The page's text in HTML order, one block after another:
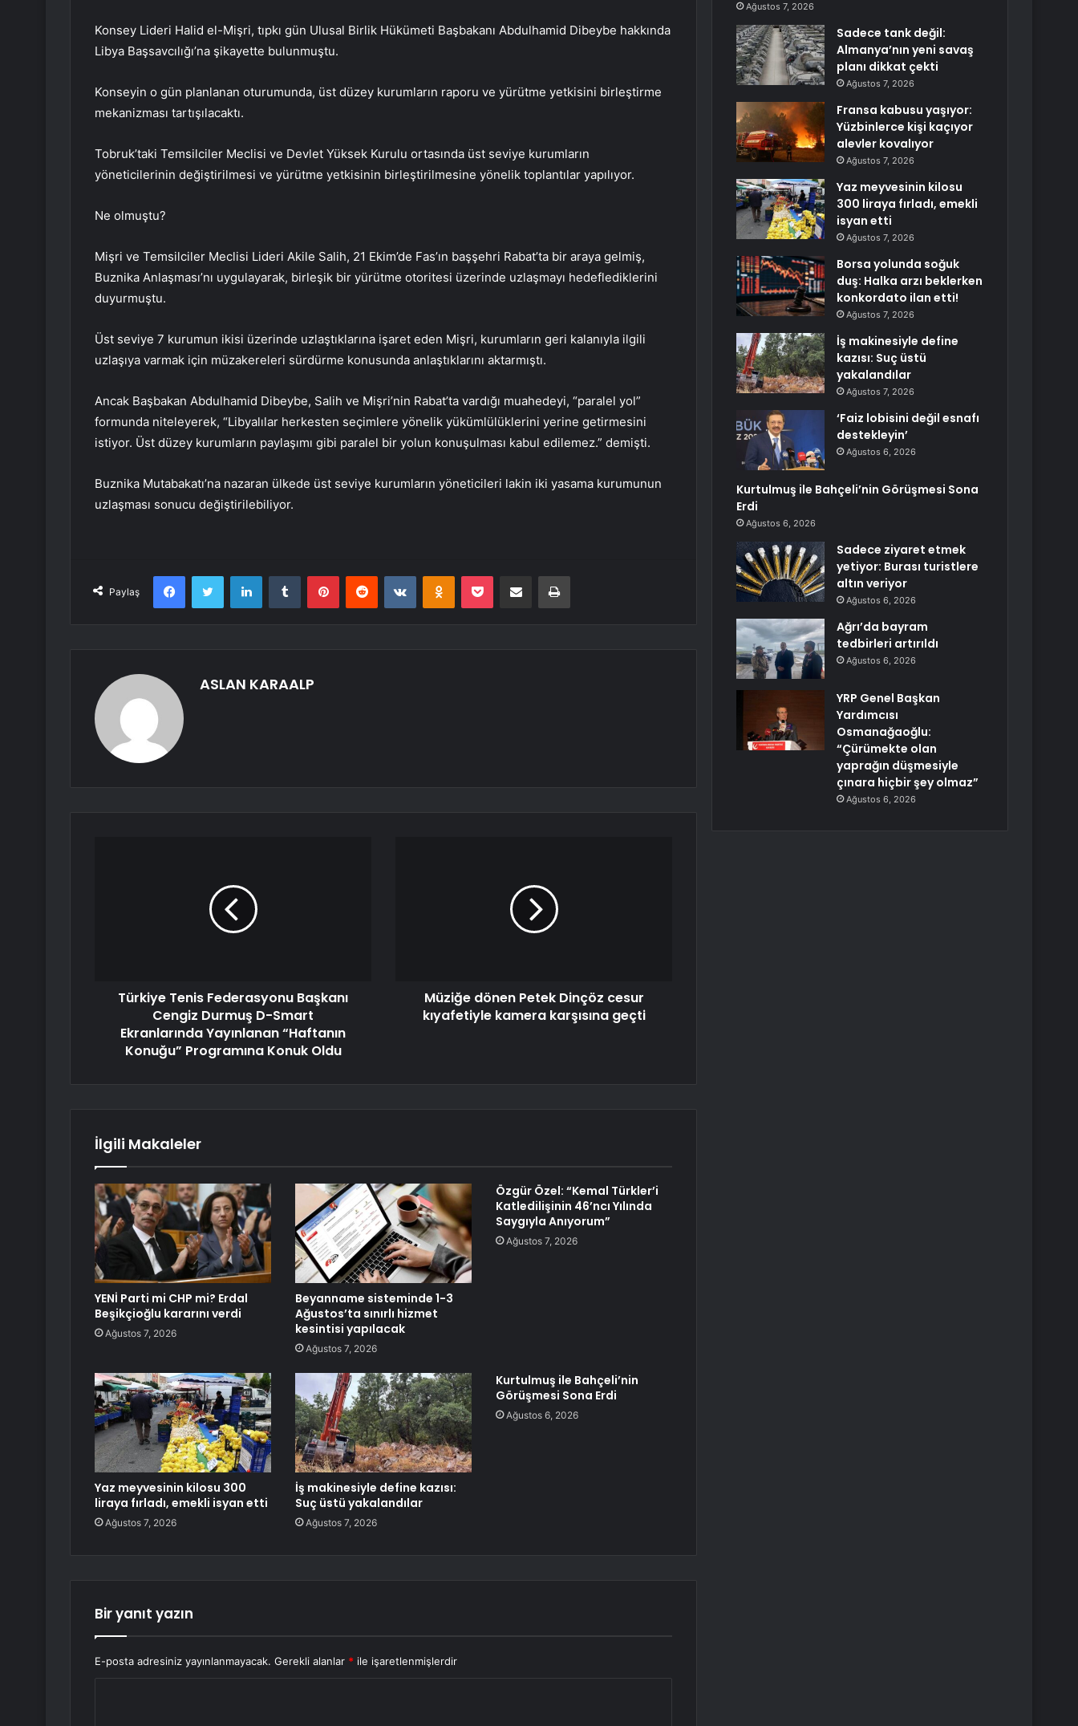
Konsey Lideri Halid el-Mişri, tıpkı gün Ulusal Birlik Hükümeti Başbakanı Abdulhamid Dibeybe hakkında
Libya Başsavcılığı’na şikayette bulunmuştu.
Konseyin o gün planlanan oturumunda, üst düzey kurumların raporu ve yürütme yetkisini birleştirme
mekanizması tartışılacaktı.
Tobruk’taki Temsilciler Meclisi ve Devlet Yüksek Kurulu ortasında üst seviye kurumların
yöneticilerinin değiştirilmesi ve yürütme yetkisinin birleştirilmesine yönelik toplantılar yapılıyor.
Ne olmuştu?
Mişri ve Temsilciler Meclisi Lideri Akile Salih, 21 Ekim’de Fas’ın başşehri Rabat’ta bir araya gelmiş,
Buznika Anlaşması’nı uygulayarak, birleşik bir yürütme otoritesi üzerinde uzlaşmayı hedeflediklerini
duyurmuştu.
Üst seviye 7 kurumun ikisi üzerinde uzlaştıklarına işaret eden Mişri, kurumların geri kalanıyla ilgili
uzlaşıya varmak için müzakereleri sürdürme konusunda anlaştıklarını aktarmıştı.
Ancak Başbakan Abdulhamid Dibeybe, Salih ve Mişri’nin Rabat’ta vardığı muahedeyi, “paralel yol”
formunda niteleyerek, “Libyalılar herkesten seçimlere yönelik yükümlülüklerini yerine getirmesini
istiyor. Üst düzey kurumların paylaşımı gibi paralel bir yolun konuşulması kabul edilemez.” demişti.
Buznika Mutabakatı’na nazaran ülkede üst seviye kurumların yöneticileri lakin iki yasama kurumunun
uzlaşması sonucu değiştirilebiliyor.
Paylaş
FacebookTwitter LinkedInTumblr PinterestReddit VKontakteOdnoklassniki
Pocket E-Posta ile paylaş Yazdır
ASLAN KARAALP
Türkiye Tenis Federasyonu Başkanı
Cengiz Durmuş D-Smart
Ekranlarında Yayınlanan “Haftanın
Konuğu” Programına Konuk Oldu
Müziğe dönen Petek Dinçöz cesur
kıyafetiyle kamera karşısına geçti
İlgili Makaleler
YENİ Parti mi CHP mi? Erdal
Beşikçioğlu kararını verdi
Ağustos 7, 2026
Beyanname sisteminde 1-3
Ağustos’ta sınırlı hizmet
kesintisi yapılacak
Ağustos 7, 2026
Özgür Özel: “Kemal Türkler’i
Katledilişinin 46’ncı Yılında
Saygıyla Anıyorum”
Ağustos 7, 2026
Yaz meyvesinin kilosu 300
liraya fırladı, emekli isyan etti
Ağustos 7, 2026
İş makinesiyle define kazısı:
Suç üstü yakalandılar
Ağustos 7, 2026
Kurtulmuş ile Bahçeli’nin
Görüşmesi Sona Erdi
Ağustos 6, 2026
Bir yanıt yazın
E-posta adresiniz yayınlanmayacak. Gerekli alanlar * ile işaretlenmişlerdir
Ağustos 7, 2026
Sadece tank değil:
Almanya’nın yeni savaş
planı dikkat çekti
Ağustos 7, 2026
Fransa kabusu yaşıyor:
Yüzbinlerce kişi kaçıyor
alevler kovalıyor
Ağustos 7, 2026
Yaz meyvesinin kilosu
300 liraya fırladı, emekli
isyan etti
Ağustos 7, 2026
Borsa yolunda soğuk
duş: Halka arzı beklerken
konkordato ilan etti!
Ağustos 7, 2026
İş makinesiyle define
kazısı: Suç üstü
yakalandılar
Ağustos 7, 2026
‘Faiz lobisini değil esnafı
destekleyin’
Ağustos 6, 2026
Kurtulmuş ile Bahçeli’nin Görüşmesi Sona
Erdi
Ağustos 6, 2026
Sadece ziyaret etmek
yetiyor: Burası turistlere
altın veriyor
Ağustos 6, 2026
Ağrı’da bayram
tedbirleri artırıldı
Ağustos 6, 2026
YRP Genel Başkan
Yardımcısı
Osmanağaoğlu:
“Çürümekte olan
yaprağın düşmesiyle
çınara hiçbir şey olmaz”
Ağustos 6, 2026